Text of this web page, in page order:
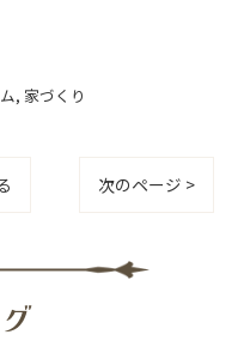
家づくり
次のページ >